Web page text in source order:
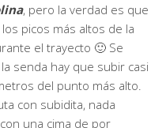
, pero la verdad es que
picos más altos de la
el trayecto 🙂 Se
senda hay que subir casi
del punto más alto.
con subidita, nada
una cima de por